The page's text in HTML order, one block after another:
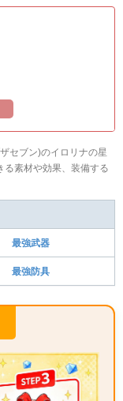
セブン)のイロリナの星
る素材や効果、装備する
最強武器
最強防具